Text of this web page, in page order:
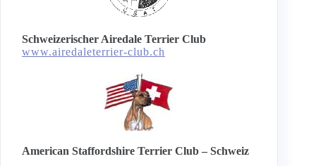
Schweizerischer Airedale Terrier Club
www.airedaleterrier-club.ch
American Staffordshire Terrier Club – Schweiz